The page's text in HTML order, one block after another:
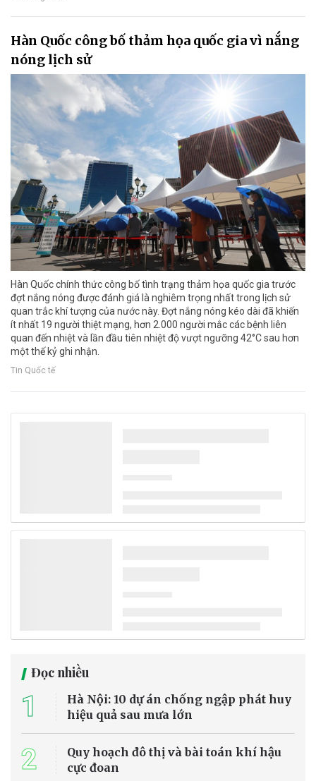
Hàn Quốc công bố thảm họa quốc gia vì nắng
nóng lịch sử
Hàn Quốc chính thức công bố tình trạng thảm họa quốc gia trước
đợt nắng nóng được đánh giá là nghiêm trọng nhất trong lịch sử
quan trắc khí tượng của nước này. Đợt nắng nóng kéo dài đã khiến
ít nhất 19 người thiệt mạng, hơn 2.000 người mắc các bệnh liên
quan đến nhiệt và lần đầu tiên nhiệt độ vượt ngưỡng 42°C sau hơn
một thế kỷ ghi nhận.
Tin Quốc tế
Đọc nhiều
1
Hà Nội: 10 dự án chống ngập phát huy
hiệu quả sau mưa lớn
2
Quy hoạch đô thị và bài toán khí hậu
cực đoan